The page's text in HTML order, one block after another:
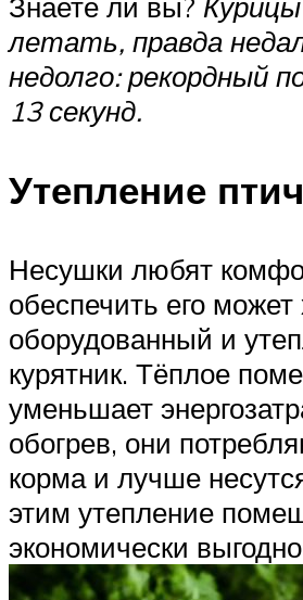
летать, правда
недолго: рекордный
13 секунд.
Утепление
Несушки любят
обеспечить его
оборудованный и
курятник. Тёплое
уменьшает
обогрев, они
корма и лучше
этим утепление
экономически